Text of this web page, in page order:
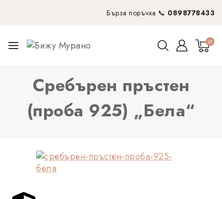
Бърза поръчка 📞 0898778433
0
Сребърен пръстен
(проба 925) „Бела“